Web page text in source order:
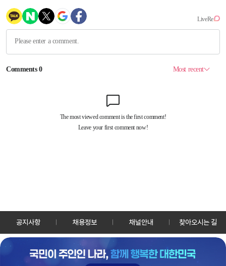
공지사항 채용정보 채널안내 찾아오시는 길
30128 세종특별자치시 정부2청사로 13 한국정책방송원 KTV
TEL: 044-204-8000
Copyrightⓒ KTV 국민방송 All Rights Reserved.